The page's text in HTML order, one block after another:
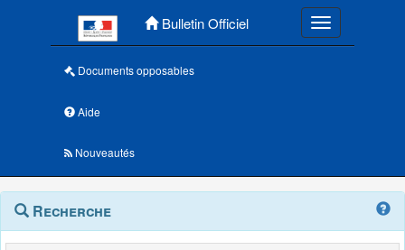
Bulletin Officiel Toggle
Documents opposables
Aide
Nouveautés
Navigation
outils
Menu
contextuel
Recherche